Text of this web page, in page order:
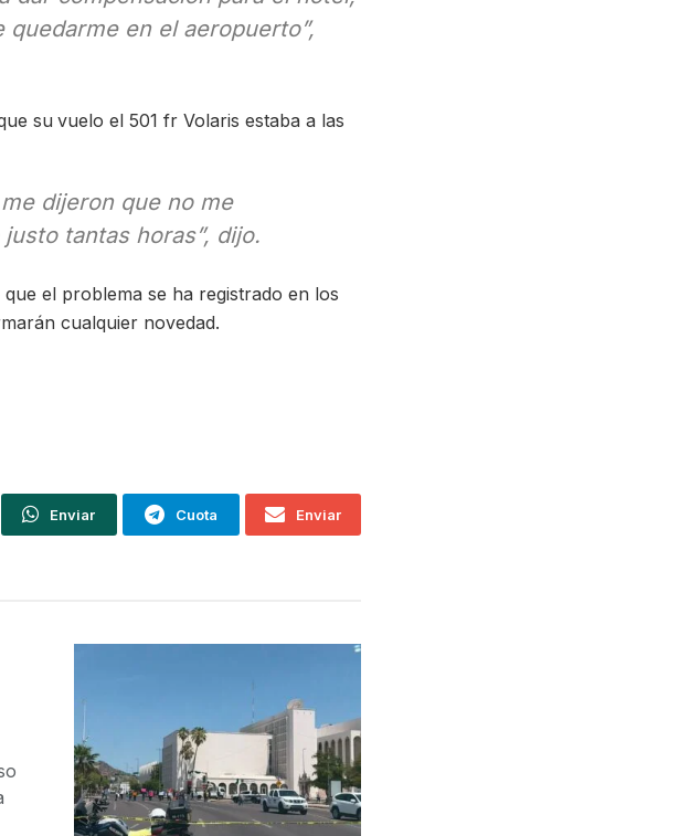
en el aeropuerto”,
su vuelo el 501 fr Volaris estaba a las
dijeron que no me
tantas horas”, dijo.
el problema se ha registrado en los
cualquier novedad.
Enviar Cuota Enviar